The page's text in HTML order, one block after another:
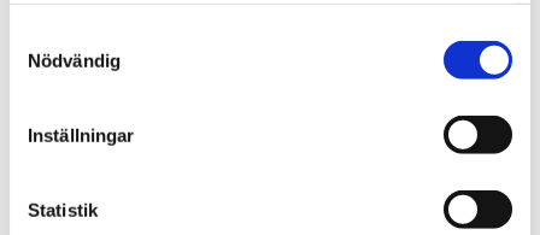
Nödvändig
Inställningar
Statistik